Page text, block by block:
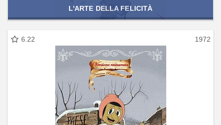
L'ARTE DELLA FELICITÀ
6.22 1972